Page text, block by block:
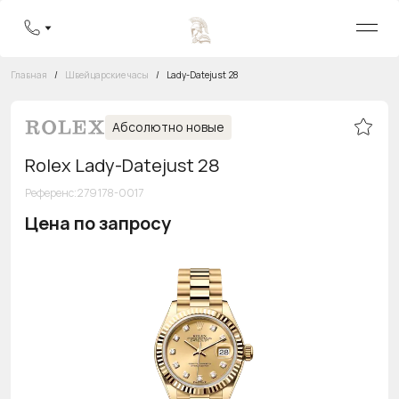
Бесплатная горячая линия8 800 555-95-99
Главная / Швейцарские часы / Lady-Datejust 28
Абсолютно новые
Rolex Lady-Datejust 28
Референс:279178-0017
Цена по запросу